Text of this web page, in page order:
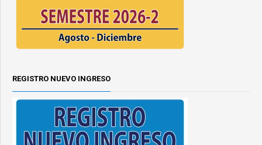
REGISTRO NUEVO INGRESO